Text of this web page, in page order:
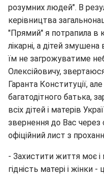
розумних людей". В
керівництва
"Прямий" я потрапила в
лікарні, а дітей
їм не загрожуватиме
Олексійовичу,
Гаранта Конституції,
багатодітного батька,
всіх дітей і матерів
звернення до Вас
офіційний лист з
- Захистити життя моє і
гідність матері і жінки